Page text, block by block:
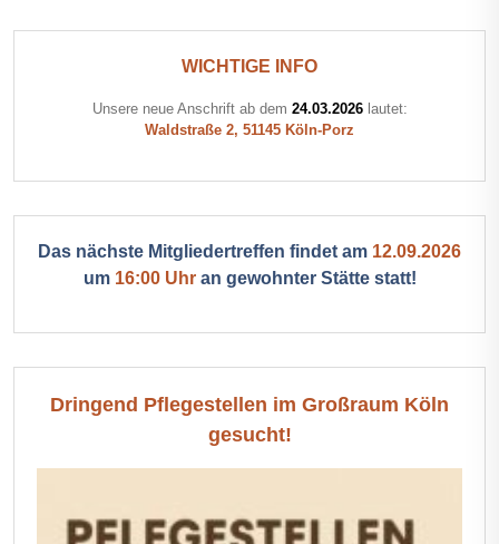
WICHTIGE INFO
Unsere neue Anschrift ab dem 24.03.2026lautet:
Waldstraße 2, 51145 Köln-Porz
Das nächste Mitgliedertreffen findet am 12.09.2026
um 16:00 Uhran gewohnter Stätte statt!
Dringend Pflegestellen im Großraum Köln
gesucht!